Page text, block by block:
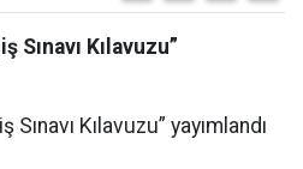
Kılavuzu”
Kılavuzu” yayımlandı